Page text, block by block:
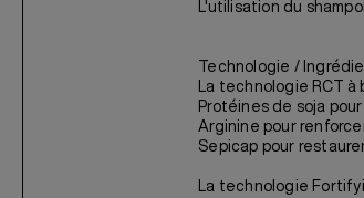
L'utilisation du
Technologie /
La technologie RCT
Protéines de soja
Arginine pour
Sepicap pour
La technologie